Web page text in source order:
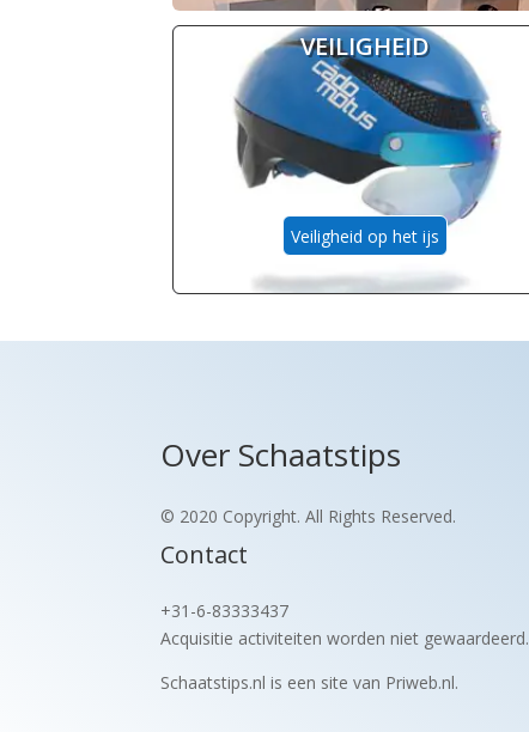
VEILIGHEID
Veiligheid op het ijs
Over Schaatstips
© 2020 Copyright. All Rights Reserved.
Contact
+31-6-83333437
Acquisitie activiteiten worden niet gewaardeerd.
Schaatstips.nl is een site van Priweb.nl.